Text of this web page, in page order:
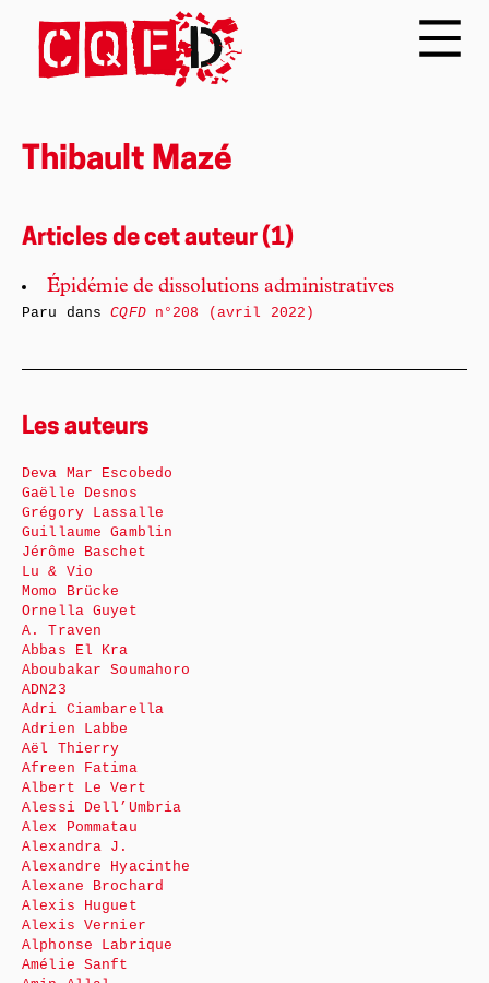
Thibault Mazé
Articles de cet auteur (1)
Épidémie de dissolutions administratives
Paru dansCQFDn°208 (avril 2022)
Les auteurs
Deva Mar Escobedo
Gaëlle Desnos
Grégory Lassalle
Guillaume Gamblin
Jérôme Baschet
Lu & Vio
Momo Brücke
Ornella Guyet
A. Traven
Abbas El Kra
Aboubakar Soumahoro
ADN23
Adri Ciambarella
Adrien Labbe
Aël Thierry
Afreen Fatima
Albert Le Vert
Alessi Dell’Umbria
Alex Pommatau
Alexandra J.
Alexandre Hyacinthe
Alexane Brochard
Alexis Huguet
Alexis Vernier
Alphonse Labrique
Amélie Sanft